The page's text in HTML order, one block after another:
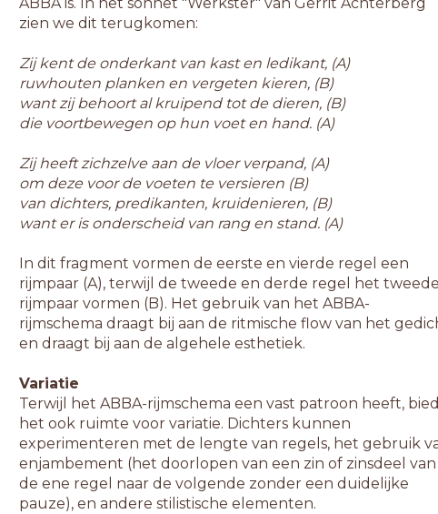
zien we dit terugkomen:
Zij kent de onderkant van kast en ledikant, (A)
ruwhouten planken en vergeten kieren, (B)
want zij behoort al kruipend tot de dieren, (B)
die voortbewegen op hun voet en hand. (A)
Zij heeft zichzelve aan de vloer verpand, (A)
om deze voor de voeten te versieren (B)
van dichters, predikanten, kruidenieren, (B)
want er is onderscheid van rang en stand. (A)
In dit fragment vormen de eerste en vierde regel een
rijmpaar (A), terwijl de tweede en derde regel het
rijmpaar vormen (B). Het gebruik van het ABBA-
rijmschema draagt bij aan de ritmische flow van het
en draagt bij aan de algehele esthetiek.
Variatie
Terwijl het ABBA-rijmschema een vast patroon heeft,
het ook ruimte voor variatie. Dichters kunnen
experimenteren met de lengte van regels, het gebruik
enjambement (het doorlopen van een zin of zinsdeel van
de ene regel naar de volgende zonder een duidelijke
pauze), en andere stilistische elementen.